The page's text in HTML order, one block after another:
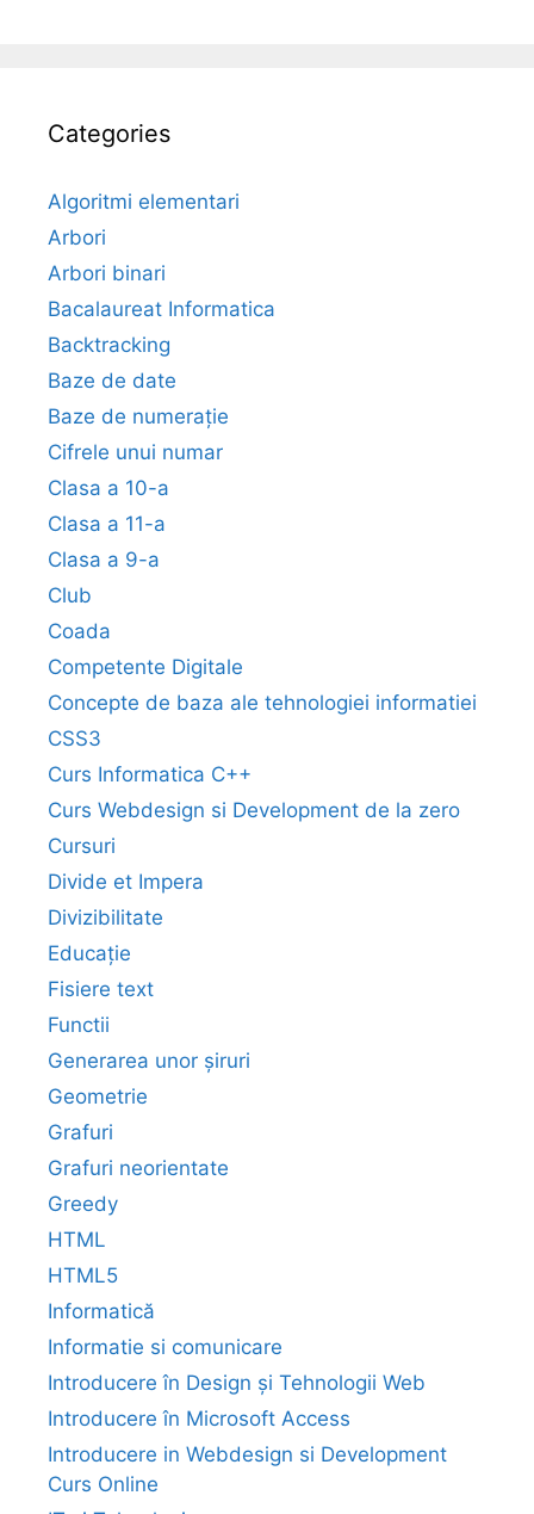
Categories
Algoritmi elementari
Arbori
Arbori binari
Bacalaureat Informatica
Backtracking
Baze de date
Baze de numerație
Cifrele unui numar
Clasa a 10-a
Clasa a 11-a
Clasa a 9-a
Club
Coada
Competente Digitale
Concepte de baza ale tehnologiei informatiei
CSS3
Curs Informatica C++
Curs Webdesign si Development de la zero
Cursuri
Divide et Impera
Divizibilitate
Educație
Fisiere text
Functii
Generarea unor șiruri
Geometrie
Grafuri
Grafuri neorientate
Greedy
HTML
HTML5
Informatică
Informatie si comunicare
Introducere în Design și Tehnologii Web
Introducere în Microsoft Access
Introducere in Webdesign si Development
Curs Online